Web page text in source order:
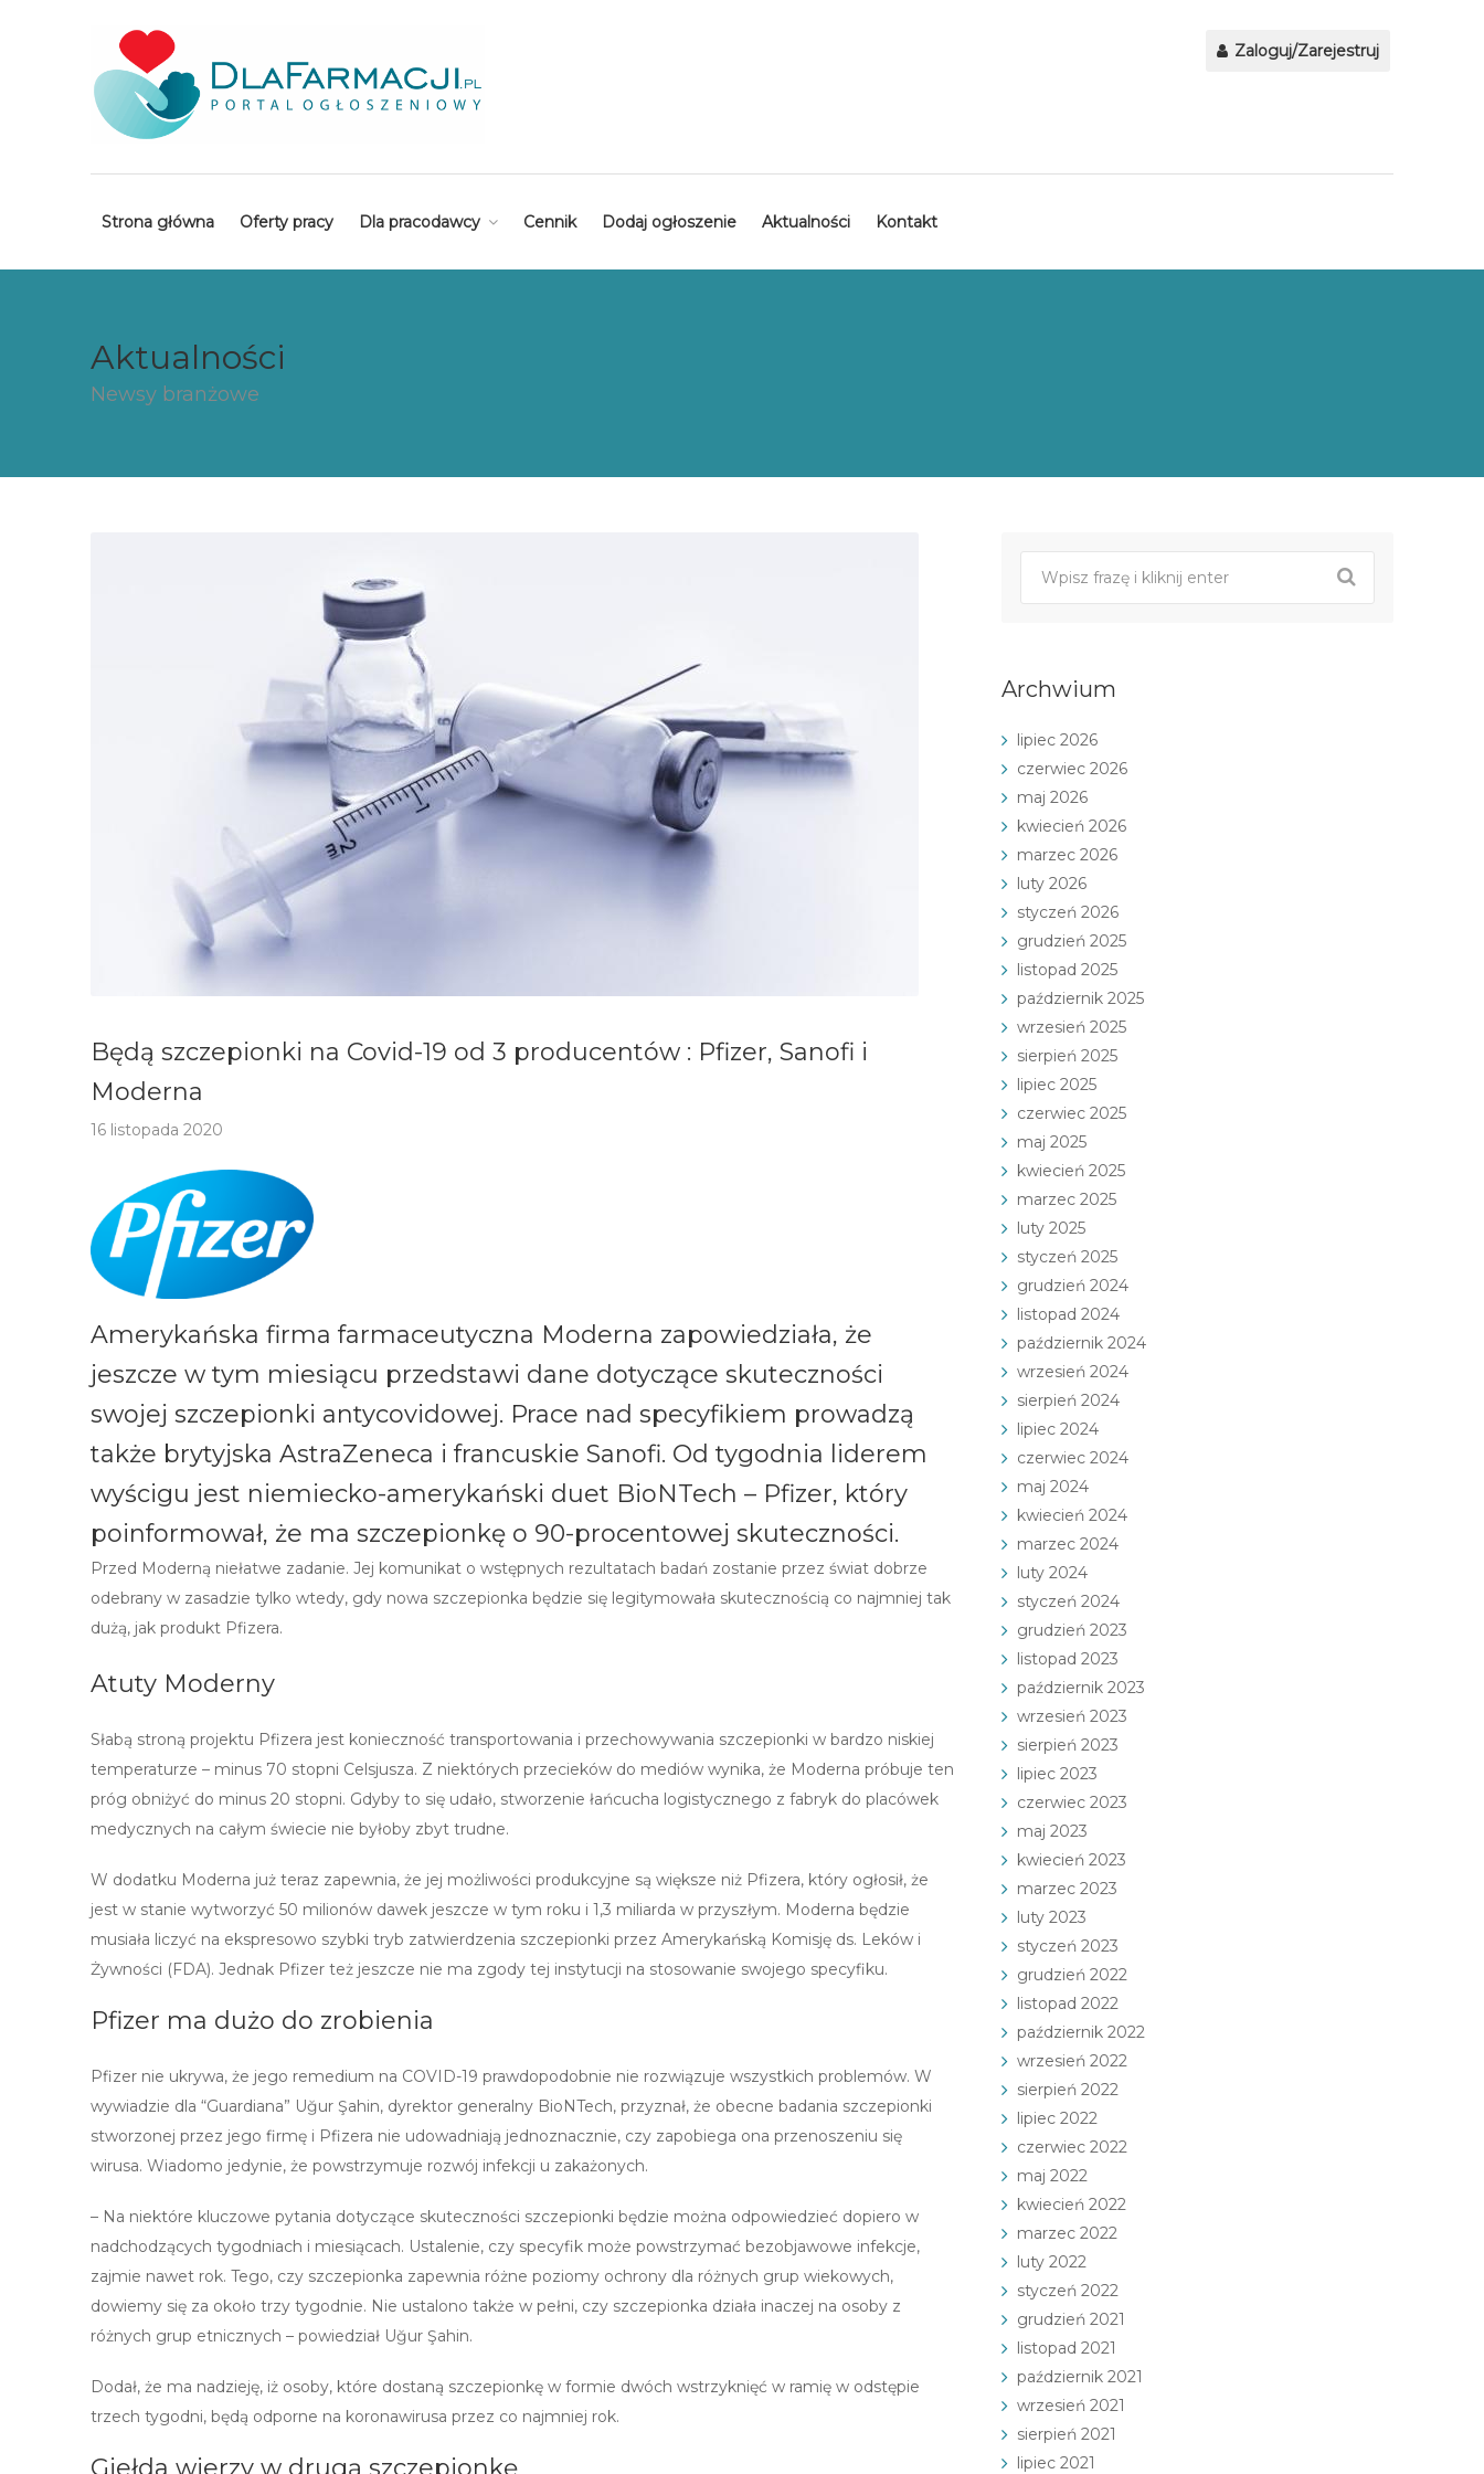
Strona główna Oferty pracy Dla pracodawcy Cennik Dodaj ogłoszenie Aktualności Kontakt
Zaloguj/Zarejestruj
Aktualności
Newsy branżowe
Będą szczepionki na Covid-19 od 3 producentów : Pfizer, Sanofi i
Moderna
16 listopada 2020
Amerykańska firma farmaceutyczna Moderna zapowiedziała, że
jeszcze w tym miesiącu przedstawi dane dotyczące skuteczności
swojej szczepionki antycovidowej. Prace nad specyfikiem prowadzą
także brytyjska AstraZeneca i francuskie Sanofi. Od tygodnia liderem
wyścigu jest niemiecko-amerykański duet BioNTech – Pfizer, który
poinformował, że ma szczepionkę o 90-procentowej skuteczności.
Przed Moderną niełatwe zadanie. Jej komunikat o wstępnych rezultatach badań zostanie przez świat dobrze
odebrany w zasadzie tylko wtedy, gdy nowa szczepionka będzie się legitymowała skutecznością co najmniej tak
dużą, jak produkt Pfizera.
Atuty Moderny
Słabą stroną projektu Pfizera jest konieczność transportowania i przechowywania szczepionki w bardzo niskiej
temperaturze – minus 70 stopni Celsjusza. Z niektórych przecieków do mediów wynika, że Moderna próbuje ten
próg obniżyć do minus 20 stopni. Gdyby to się udało, stworzenie łańcucha logistycznego z fabryk do placówek
medycznych na całym świecie nie byłoby zbyt trudne.
W dodatku Moderna już teraz zapewnia, że jej możliwości produkcyjne są większe niż Pfizera, który ogłosił, że
jest w stanie wytworzyć 50 milionów dawek jeszcze w tym roku i 1,3 miliarda w przyszłym. Moderna będzie
musiała liczyć na ekspresowo szybki tryb zatwierdzenia szczepionki przez Amerykańską Komisję ds. Leków i
Żywności (FDA). Jednak Pfizer też jeszcze nie ma zgody tej instytucji na stosowanie swojego specyfiku.
Pfizer ma dużo do zrobienia
Pfizer nie ukrywa, że jego remedium na COVID-19 prawdopodobnie nie rozwiązuje wszystkich problemów. W
wywiadzie dla “Guardiana” Uğur Şahin, dyrektor generalny BioNTech, przyznał, że obecne badania szczepionki
stworzonej przez jego firmę i Pfizera nie udowadniają jednoznacznie, czy zapobiega ona przenoszeniu się
wirusa. Wiadomo jedynie, że powstrzymuje rozwój infekcji u zakażonych.
– Na niektóre kluczowe pytania dotyczące skuteczności szczepionki będzie można odpowiedzieć dopiero w
nadchodzących tygodniach i miesiącach. Ustalenie, czy specyfik może powstrzymać bezobjawowe infekcje,
zajmie nawet rok. Tego, czy szczepionka zapewnia różne poziomy ochrony dla różnych grup wiekowych,
dowiemy się za około trzy tygodnie. Nie ustalono także w pełni, czy szczepionka działa inaczej na osoby z
różnych grup etnicznych – powiedział Uğur Şahin.
Dodał, że ma nadzieję, iż osoby, które dostaną szczepionkę w formie dwóch wstrzyknięć w ramię w odstępie
trzech tygodni, będą odporne na koronawirusa przez co najmniej rok.
Archwium
lipiec 2026
czerwiec 2026
maj 2026
kwiecień 2026
marzec 2026
luty 2026
styczeń 2026
grudzień 2025
listopad 2025
październik 2025
wrzesień 2025
sierpień 2025
lipiec 2025
czerwiec 2025
maj 2025
kwiecień 2025
marzec 2025
luty 2025
styczeń 2025
grudzień 2024
listopad 2024
październik 2024
wrzesień 2024
sierpień 2024
lipiec 2024
czerwiec 2024
maj 2024
kwiecień 2024
marzec 2024
luty 2024
styczeń 2024
grudzień 2023
listopad 2023
październik 2023
wrzesień 2023
sierpień 2023
lipiec 2023
czerwiec 2023
maj 2023
kwiecień 2023
marzec 2023
luty 2023
styczeń 2023
grudzień 2022
listopad 2022
październik 2022
wrzesień 2022
sierpień 2022
lipiec 2022
czerwiec 2022
maj 2022
kwiecień 2022
marzec 2022
luty 2022
styczeń 2022
grudzień 2021
listopad 2021
październik 2021
wrzesień 2021
sierpień 2021
lipiec 2021